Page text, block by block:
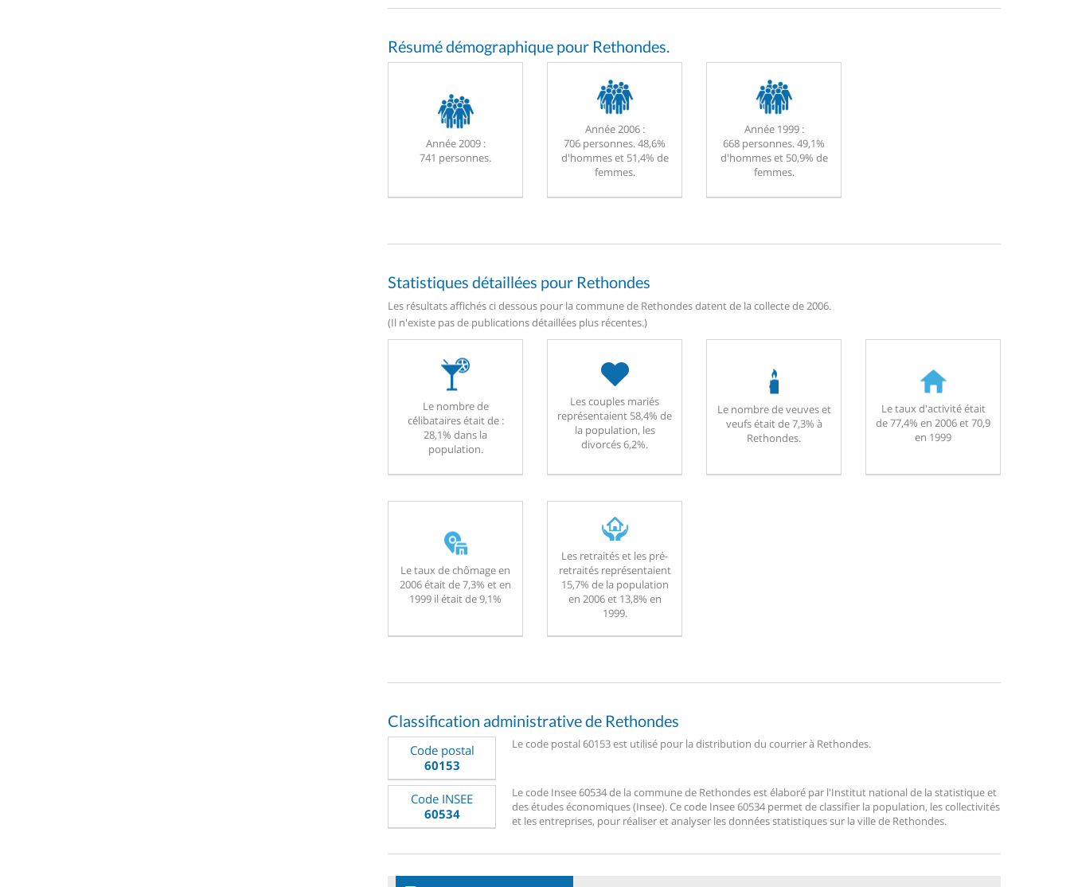
Résumé démographique pour Rethondes.
Année 2009 :
741 personnes.
Année 2006 :
706 personnes. 48,6%
d'hommes et 51,4% de
femmes.
Année 1999 :
668 personnes. 49,1%
d'hommes et 50,9% de
femmes.
Statistiques détaillées pour Rethondes
Les résultats affichés ci dessous pour la commune de Rethondes datent de la collecte de 2006.
(Il n'existe pas de publications détaillées plus récentes.)
Le nombre de
célibataires était de :
28,1% dans la
population.
Les couples mariés
représentaient 58,4% de
la population, les
divorcés 6,2%.
Le nombre de veuves et
veufs était de 7,3% à
Rethondes.
Le taux d'activité était
de 77,4% en 2006 et 70,9
en 1999
Le taux de chômage en
2006 était de 7,3% et en
1999 il était de 9,1%
Les retraités et les pré-
retraités représentaient
15,7% de la population
en 2006 et 13,8% en
1999.
Classification administrative de Rethondes
Code postal
60153
Le code postal 60153 est utilisé pour la distribution du courrier à Rethondes.
Code INSEE
60534
Le code Insee 60534 de la commune de Rethondes est élaboré par l'Institut national de la statistique et
des études économiques (Insee). Ce code Insee 60534 permet de classifier la population, les collectivités
et les entreprises, pour réaliser et analyser les données statistiques sur la ville de Rethondes.